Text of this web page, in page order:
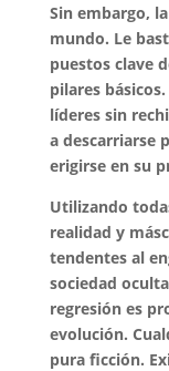
Sin embargo,
mundo. Le
puestos clave
pilares
líderes sin
a descarriarse
erigirse en su
Utilizando
realidad y
tendentes al
sociedad
regresión es
evolución.
pura ficción.